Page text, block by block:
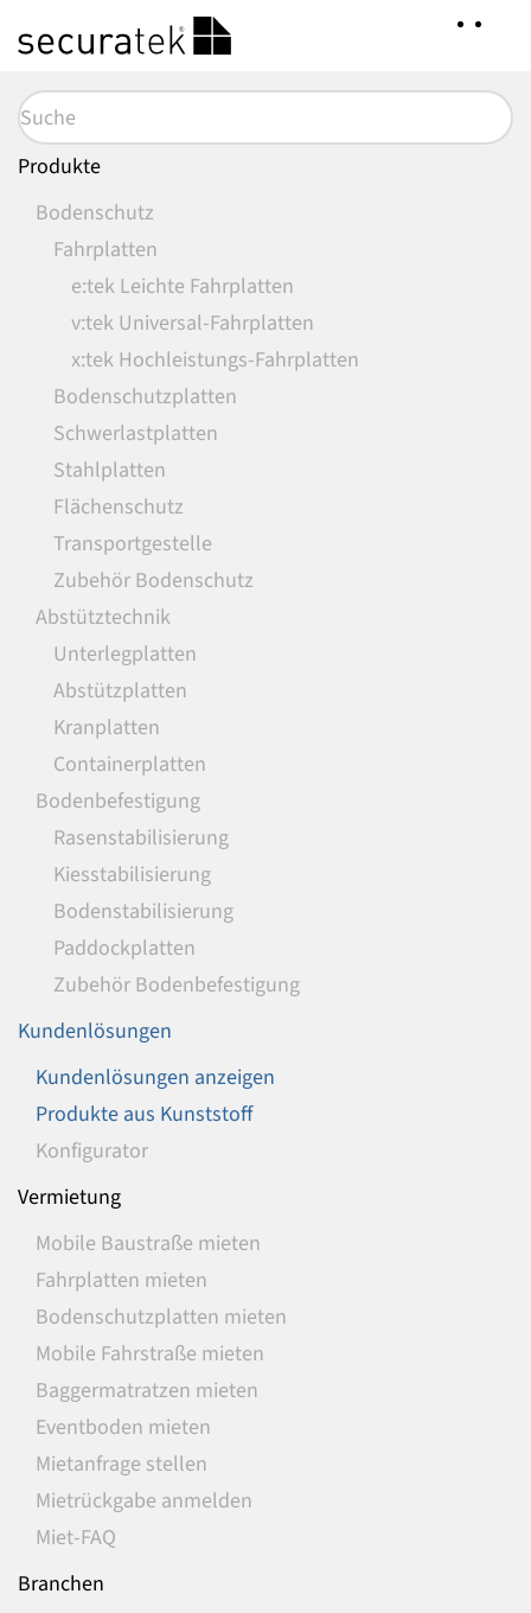
Hauptinhalt
springen
Produkte
Bodenschutz
Fahrplatten
e:tek Leichte Fahrplatten
v:tek Universal-Fahrplatten
x:tek Hochleistungs-Fahrplatten
Bodenschutzplatten
Schwerlastplatten
Stahlplatten
Flächenschutz
Transportgestelle
Zubehör Bodenschutz
Abstütztechnik
Unterlegplatten
Abstützplatten
Kranplatten
Containerplatten
Bodenbefestigung
Rasenstabilisierung
Kiesstabilisierung
Bodenstabilisierung
Paddockplatten
Zubehör Bodenbefestigung
Kundenlösungen
Kundenlösungen anzeigen
Produkte aus Kunststoff
Konfigurator
Vermietung
Mobile Baustraße mieten
Fahrplatten mieten
Bodenschutzplatten mieten
Mobile Fahrstraße mieten
Baggermatratzen mieten
Eventboden mieten
Mietanfrage stellen
Mietrückgabe anmelden
Miet-FAQ
Branchen